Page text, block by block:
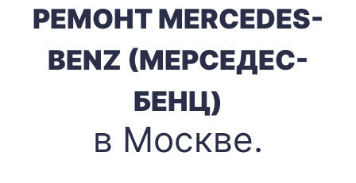
РЕМОНТ MERCEDES-
BENZ (МЕРСЕДЕС-
БЕНЦ)
в Москве.